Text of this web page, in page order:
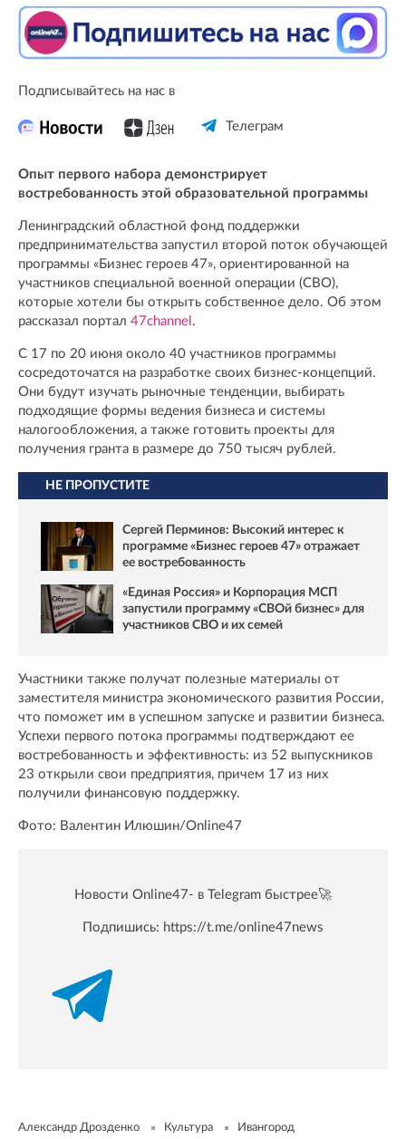
Подписывайтесь на нас в
Телеграм
Опыт первого набора демонстрирует
востребованность этой образовательной программы
Ленинградский областной фонд поддержки
предпринимательства запустил второй поток обучающей
программы «Бизнес героев 47», ориентированной на
участников специальной военной операции (СВО),
которые хотели бы открыть собственное дело. Об этом
рассказал портал 47channel .
С 17 по 20 июня около 40 участников программы
сосредоточатся на разработке своих бизнес-концепций.
Они будут изучать рыночные тенденции, выбирать
подходящие формы ведения бизнеса и системы
налогообложения, а также готовить проекты для
получения гранта в размере до 750 тысяч рублей.
НЕ ПРОПУСТИТЕ
Сергей Перминов: Высокий интерес к
программе «Бизнес героев 47» отражает
ее востребованность
«Единая Россия» и Корпорация МСП
запустили программу «СВОй бизнес» для
участников СВО и их семей
Участники также получат полезные материалы от
заместителя министра экономического развития России,
что поможет им в успешном запуске и развитии бизнеса.
Успехи первого потока программы подтверждают ее
востребованность и эффективность: из 52 выпускников
23 открыли свои предприятия, причем 17 из них
получили финансовую поддержку.
Фото: Валентин Илюшин/Online47
Новости Online47- в Telegram быстрее🚀
Подпишись: https://t.me/online47news
Александр Дрозденко Культура Ивангород